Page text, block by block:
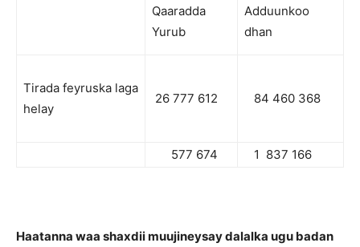
Qaaradda
Yurub
Adduunkoo
dhan
Tirada feyruska laga
helay
26 777 612 84 460 368
577 674 1 837 166
Haatanna waa shaxdii muujineysay dalalka ugu badan